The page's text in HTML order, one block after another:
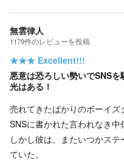
無雲律人
1179件のレビューを投稿
★★★ Excellent!!!
悪意は恐ろしい勢いでSNS
光はある！
売れてきたばかりのボーイズ
SNSに書かれた言われなき中
しかし彼は、またいつかス
ていた。